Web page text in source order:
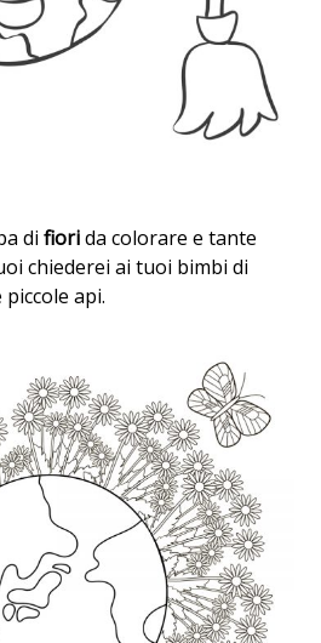
difiorida colorare e tante
chiederei ai tuoi bimbi di
api.